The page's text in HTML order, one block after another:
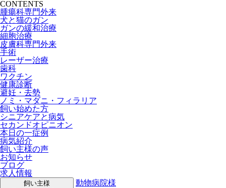
CONTENTS
腫瘍科専門外来
犬と猫のガン
ガンの緩和治療
細胞治療
皮膚科専門外来
手術
レーザー治療
歯科
ワクチン
健康診断
避妊・去勢
ノミ・マダニ・フィラリア
飼い始めた方
シニアケアと病気
セカンドオピニオン
本日の一症例
病気紹介
飼い主様の声
お知らせ
ブログ
求人情報
飼い主様
動物病院様